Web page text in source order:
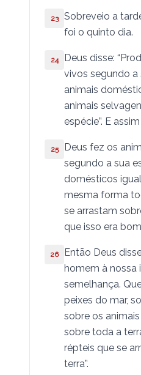
23
Sobreveio a
foi o quinto dia.
24
Deus disse:
vivos segundo a
animais
animais
espécie”. E
25
Deus fez os
segundo a sua
domésticos
mesma forma
se arrastam
que isso era
26
Então Deus
homem à nossa
semelhança.
peixes do mar,
sobre os
sobre toda a
répteis que se
terra”.